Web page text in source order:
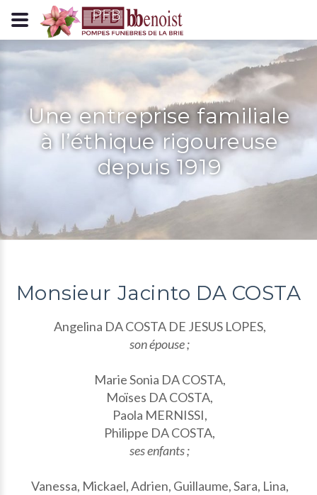
Panneau de gestion des cookies
Une entreprise familiale
à l’éthique rigoureuse
depuis 1919
Monsieur Jacinto DA COSTA
Angelina DA COSTA DE JESUS LOPES,
son épouse ;
Marie Sonia DA COSTA,
Moïses DA COSTA,
Paola MERNISSI,
Philippe DA COSTA,
ses enfants ;
Vanessa, Mickael, Adrien, Guillaume, Sara, Lina,